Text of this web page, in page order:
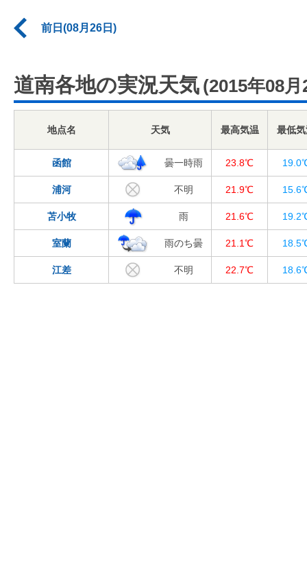
前日(08月26日)
道南各地の実況天気 (2015年08月
地点名 天気 最高気温 最低
函館 曇一時雨 23.8℃
浦河 不明 21.9℃
苫小牧 雨 21.6℃
室蘭 雨のち曇 21.1℃
江差 不明 22.7℃